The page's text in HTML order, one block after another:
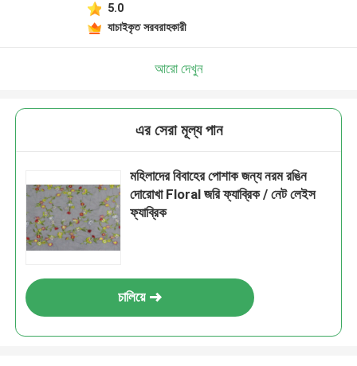
5.0
যাচাইকৃত সরবরাহকারী
আরো দেখুন
এর সেরা মূল্য পান
মহিলাদের বিবাহের পোশাক জন্য নরম রঙিন
দোরোখা Floral জরি ফ্যাব্রিক / নেট লেইস
ফ্যাব্রিক
চালিয়ে